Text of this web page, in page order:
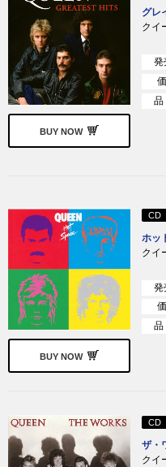
BUY NOW
グレ
クイ
発
BUY NOW
CD
ホッ
クイ
発
CD
ザ・
クイ